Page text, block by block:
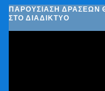
ΠΑΡΟΥΣΊΑΣΗ ΔΡΆΣΕΩΝ
ΣΤΟ ΔΙΑΔΊΚΤΥΟ